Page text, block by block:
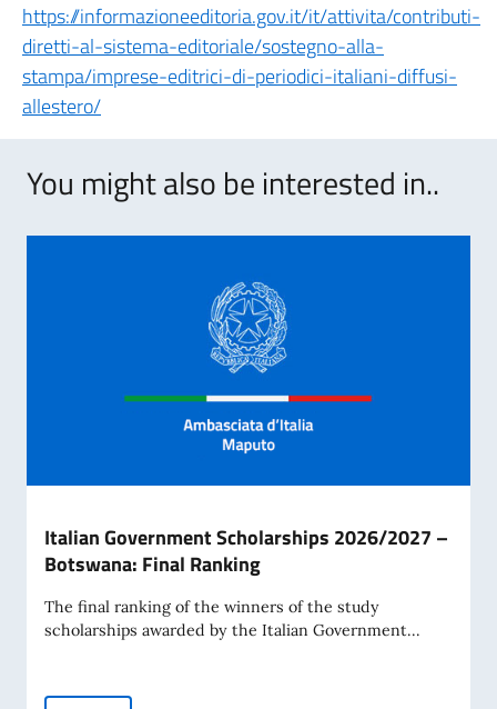
https://informazioneeditoria.gov.it/it/attivita/contributi-
diretti-al-sistema-editoriale/sostegno-alla-
stampa/imprese-editrici-di-periodici-italiani-diffusi-
allestero/
You might also be interested in..
Italian Government Scholarships 2026/2027 –
Botswana: Final Ranking
The final ranking of the winners of the study
scholarships awarded by the Italian Government...